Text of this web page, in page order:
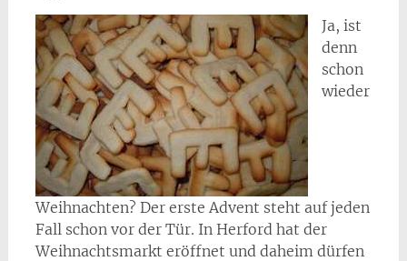
Ja, ist
denn
schon
wieder
Weihnachten? Der erste Advent steht auf jeden
Fall schon vor der Tür. In Herford hat der
Weihnachtsmarkt eröffnet und daheim dürfen